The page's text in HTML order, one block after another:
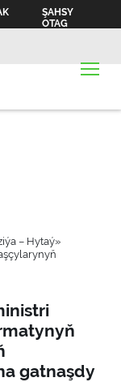
ŞAHSY
OTAG
– Hytaý»
gatnaşdy